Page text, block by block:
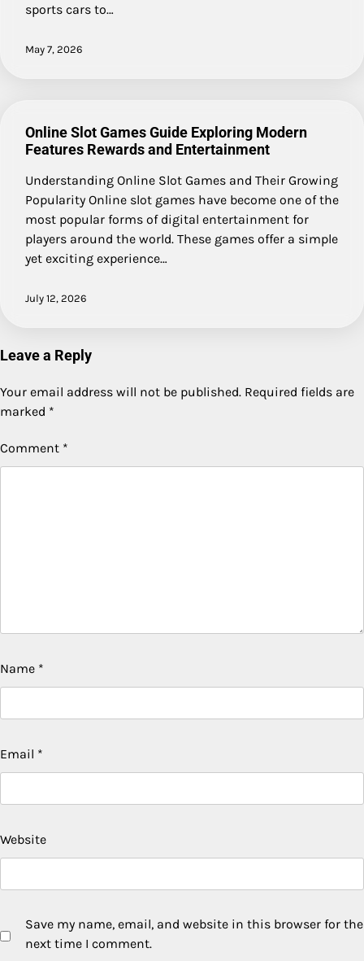
sports cars to…
May 7, 2026
Online Slot Games Guide Exploring Modern
Features Rewards and Entertainment
Understanding Online Slot Games and Their Growing
Popularity Online slot games have become one of the
most popular forms of digital entertainment for
players around the world. These games offer a simple
yet exciting experience…
July 12, 2026
Leave a Reply
Your email address will not be published. Required fields are
marked *
Comment *
Name *
Email *
Website
Save my name, email, and website in this browser for the
next time I comment.